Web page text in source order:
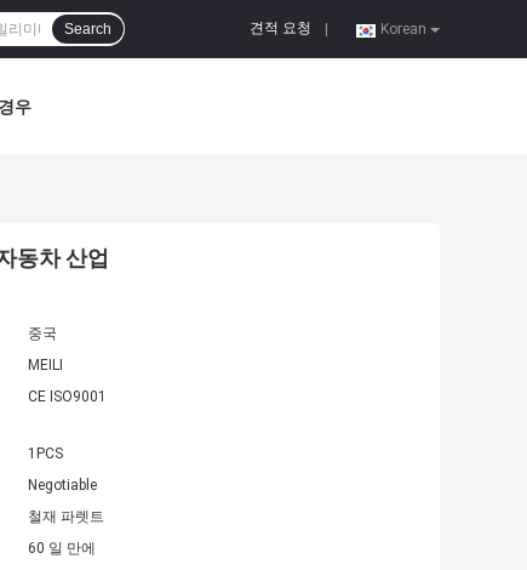
Korean
견적 요청
Search
경우
동차 산업
중국
MEILI
CE ISO9001
1PCS
Negotiable
철재 파렛트
60 일 만에